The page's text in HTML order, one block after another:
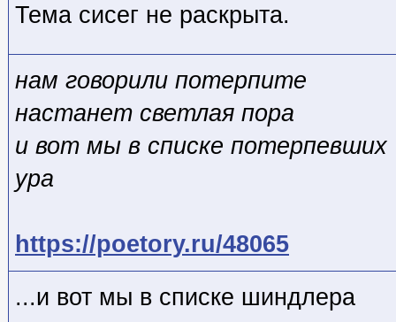
Тема сисег не раскрыта.
нам говорили потерпите
настанет светлая пора
и вот мы в списке потерпевших
ура
https://poetory.ru/48065
...и вот мы в списке шиндлера